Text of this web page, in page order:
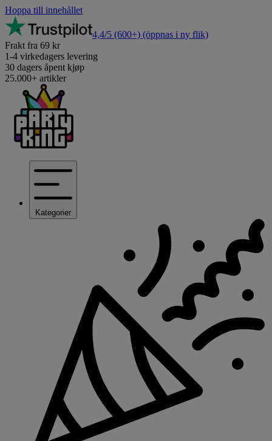
Hoppa till innehållet
4,4/5 (600+) (öppnas i ny flik)
Frakt fra 69 kr
1-4 virkedagers levering
30 dagers åpent kjøp
25.000+ artikler
Kategorier